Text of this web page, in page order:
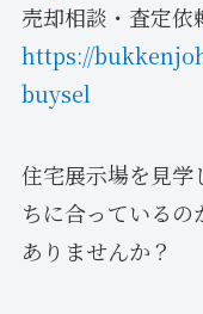
売却相談・査定依
https://
buysel
住宅展示場を見学
ちに合っている
ありませんか？